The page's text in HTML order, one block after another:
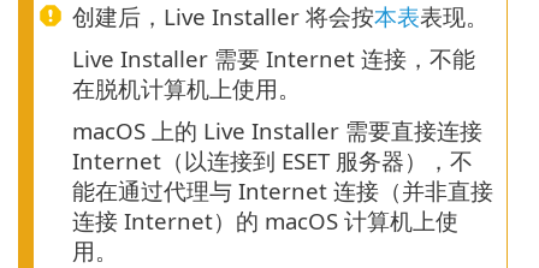
创建后，Live Installer 将会按本表表现。
Live Installer 需要 Internet 连接，不能
在脱机计算机上使用。
macOS 上的 Live Installer 需要直接连接
Internet（以连接到 ESET 服务器），不
能在通过代理与 Internet 连接（并非直接
连接 Internet）的 macOS 计算机上使
用。